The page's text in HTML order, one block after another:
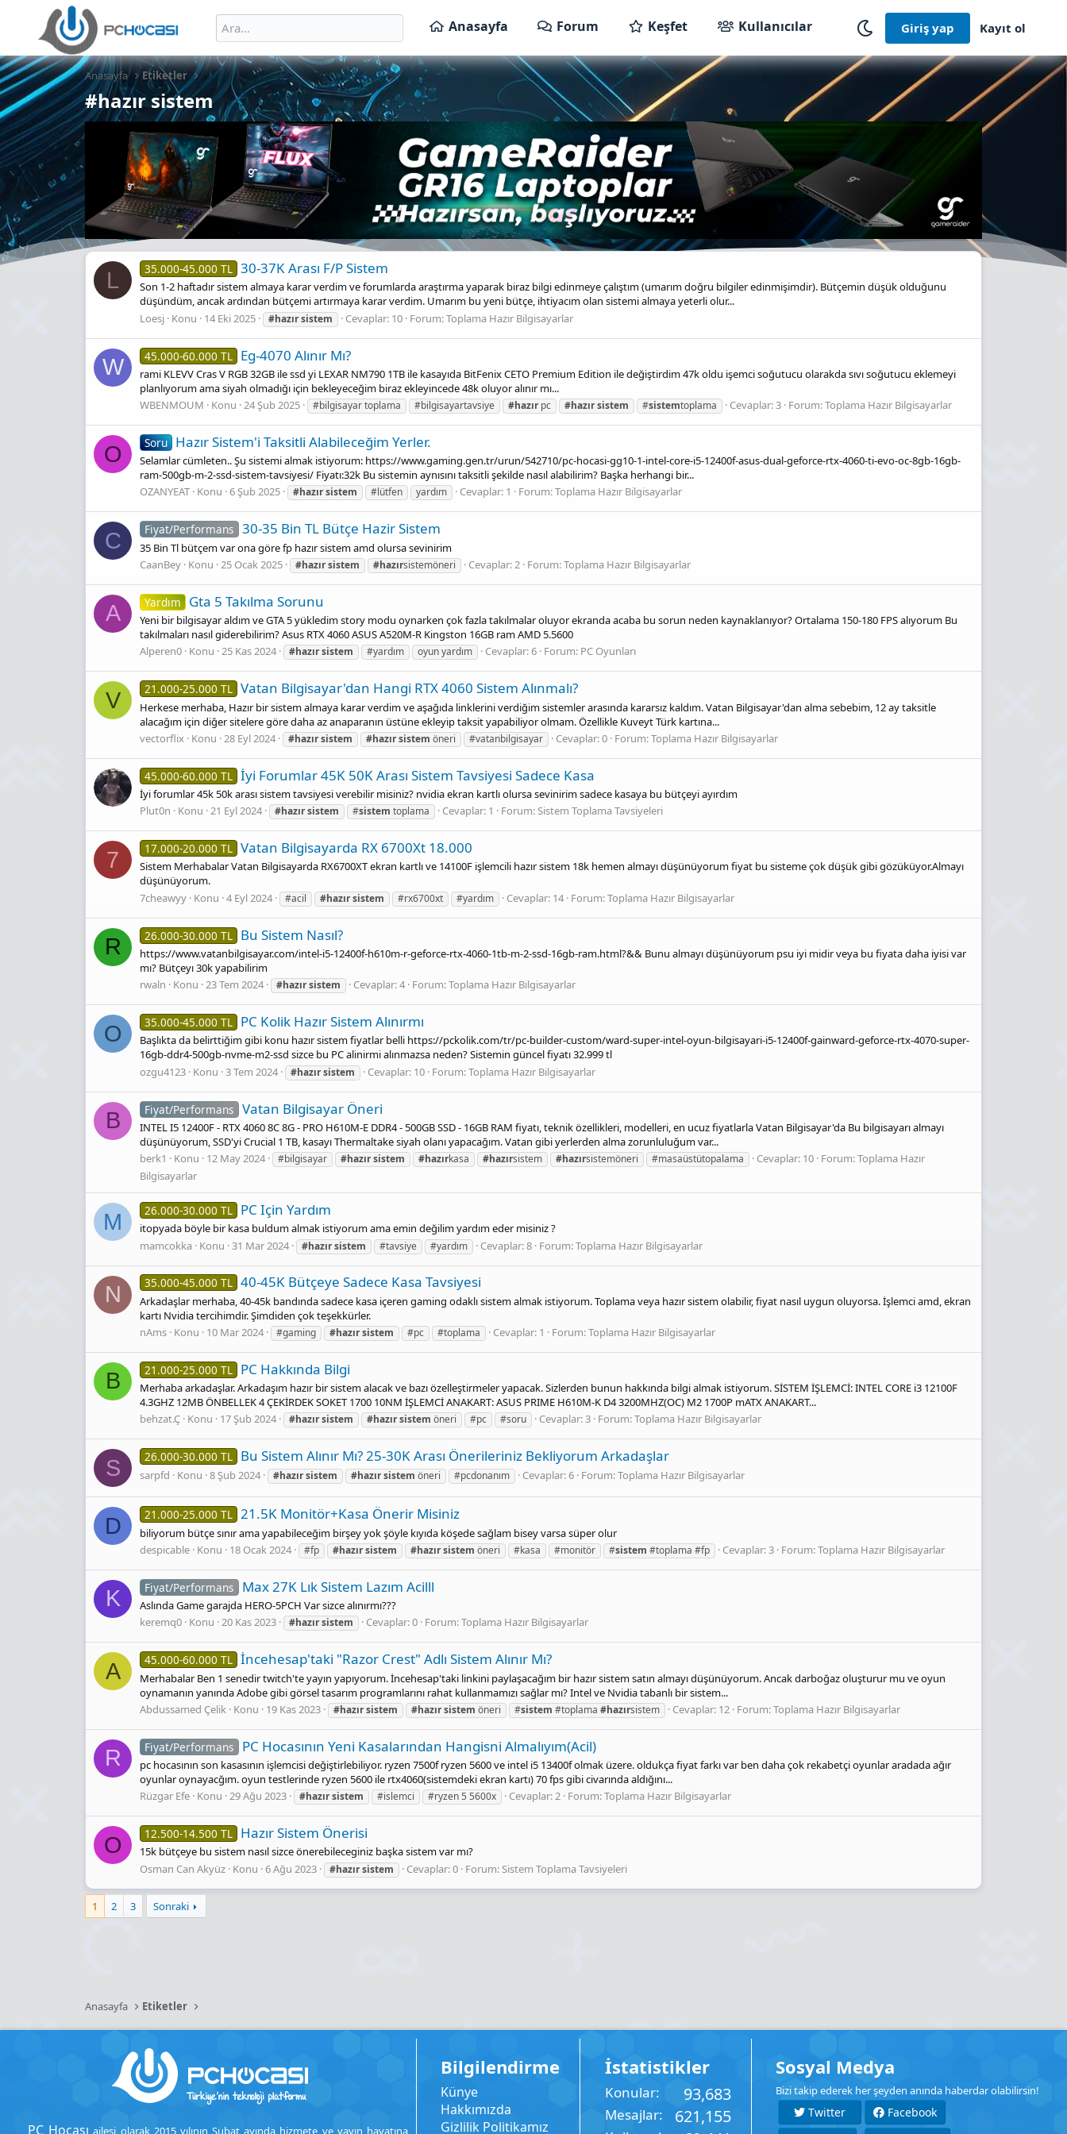
Anasayfa Forum Keşfet Kullanıcılar Giriş yap Kayıt ol
Anasayfa Etiketler
#hazır sistem
L 35.000-45.000 TL 30-37K Arası F/P Sistem
Son 1-2 haftadır sistem almaya karar verdim ve forumlarda araştırma yaparak biraz bilgi edinmeye çalıştım (umarım doğru bilgiler edinmişimdir). Bütçemin düşük olduğunu
düşündüm, ancak ardından bütçemi artırmaya karar verdim. Umarım bu yeni bütçe, ihtiyacım olan sistemi almaya yeterli olur...
Loesj Konu 14 Eki 2025 #hazırsistem Cevaplar: 10 Forum:Toplama Hazır Bilgisayarlar
W 45.000-60.000 TL Eg-4070 Alınır Mı?
rami KLEVV Cras V RGB 32GB ile ssd yi LEXAR NM790 1TB ile kasayıda BitFenix CETO Premium Edition ile değiştirdim 47k oldu işemci soğutucu olarakda sıvı soğutucu eklemeyi
planlıyorum ama siyah olmadığı için bekleyeceğim biraz ekleyincede 48k oluyor alınır mı...
WBENMOUM
Konu 24 Şub 2025 #bilgisayar toplama #bilgisayartavsiye #hazırpc #hazırsistem #sistemtoplama Cevaplar: 3 Forum:Toplama Hazır Bilgisayarlar
O Soru Hazır Sistem'i Taksitli Alabileceğim Yerler.
Selamlar cümleten.. Şu sistemi almak istiyorum: https://www.gaming.gen.tr/urun/542710/pc-hocasi-gg10-1-intel-core-i5-12400f-asus-dual-geforce-rtx-4060-ti-evo-oc-8gb-16gb-
ram-500gb-m-2-ssd-sistem-tavsiyesi/ Fiyatı:32k Bu sistemin aynısını taksitli şekilde nasıl alabilirim? Başka herhangi bir...
OZANYEAT Konu 6 Şub 2025 #hazırsistem #lütfen yardım Cevaplar: 1 Forum:Toplama Hazır Bilgisayarlar
C Fiyat/Performans 30-35 Bi̇n TL Bütçe Hazir Si̇stem
35 Bin Tl bütçem var ona göre fp hazır sistem amd olursa sevinirim
CaanBey Konu 25 Ocak 2025 #hazırsistem #hazırsistemöneri Cevaplar: 2 Forum:Toplama Hazır Bilgisayarlar
A Yardım Gta 5 Takılma Sorunu
Yeni bir bilgisayar aldım ve GTA 5 yükledim story modu oynarken çok fazla takılmalar oluyor ekranda acaba bu sorun neden kaynaklanıyor? Ortalama 150-180 FPS alıyorum Bu
takılmaları nasıl giderebilirim? Asus RTX 4060 ASUS A520M-R Kingston 16GB ram AMD 5.5600
Alperen0 Konu 25 Kas 2024 #hazırsistem #yardım oyun yardım Cevaplar: 6 Forum: PC Oyunları
V 21.000-25.000 TL Vatan Bilgisayar'dan Hangi RTX 4060 Sistem Alınmalı?
Herkese merhaba, Hazır bir sistem almaya karar verdim ve aşağıda linklerini verdiğim sistemler arasında kararsız kaldım. Vatan Bilgisayar'dan alma sebebim, 12 ay taksitle
alacağım için diğer sitelere göre daha az anaparanın üstüne ekleyip taksit yapabiliyor olmam. Özellikle Kuveyt Türk kartına...
vectorflix Konu 28 Eyl 2024 #hazırsistem #hazırsistem öneri #vatanbilgisayar Cevaplar: 0 Forum:Toplama Hazır Bilgisayarlar
45.000-60.000 TL İyi Forumlar 45K 50K Arası Sistem Tavsiyesi Sadece Kasa
İyi forumlar 45k 50k arası sistem tavsiyesi verebilir misiniz? nvidia ekran kartlı olursa sevinirim sadece kasaya bu bütçeyi ayırdım
Plut0n
Konu 21 Eyl 2024 #hazırsistem #sistem toplama Cevaplar: 1 Forum:Sistem Toplama Tavsiyeleri
7 17.000-20.000 TL Vatan Bilgisayarda RX 6700Xt 18.000
Sistem Merhabalar Vatan Bilgisayarda RX6700XT ekran kartlı ve 14100F işlemcili hazır sistem 18k hemen almayı düşünüyorum fiyat bu sisteme çok düşük gibi gözüküyor.Almayı
düşünüyorum.
7cheawyy Konu 4 Eyl 2024 #acil #hazırsistem #rx6700xt #yardım Cevaplar: 14 Forum:Toplama Hazır Bilgisayarlar
R 26.000-30.000 TL Bu Sistem Nasıl?
https://www.vatanbilgisayar.com/intel-i5-12400f-h610m-r-geforce-rtx-4060-1tb-m-2-ssd-16gb-ram.html?&& Bunu almayı düşünüyorum psu iyi midir veya bu fiyata daha iyisi var
mı? Bütçeyı 30k yapabilirim
rwaln
Konu 23 Tem 2024 #hazırsistem Cevaplar: 4 Forum:Toplama Hazır Bilgisayarlar
O 35.000-45.000 TL PC Kolik Hazır Sistem Alınırmı
Başlıkta da belirttiğim gibi konu hazır sistem fiyatlar belli https://pckolik.com/tr/pc-builder-custom/ward-super-intel-oyun-bilgisayari-i5-12400f-gainward-geforce-rtx-4070-super-
16gb-ddr4-500gb-nvme-m2-ssd sizce bu PC alinirmi alınmazsa neden? Sistemin güncel fiyatı 32.999 tl
ozgu4123 Konu 3 Tem 2024 #hazırsistem Cevaplar: 10 Forum:Toplama Hazır Bilgisayarlar
B Fiyat/Performans Vatan Bilgisayar Öneri
INTEL I5 12400F - RTX 4060 8C 8G - PRO H610M-E DDR4 - 500GB SSD - 16GB RAM fiyatı, teknik özellikleri, modelleri, en ucuz fiyatlarla Vatan Bilgisayar'da Bu bilgisayarı almayı
düşünüyorum, SSD'yi Crucial 1 TB, kasayı Thermaltake siyah olanı yapacağım. Vatan gibi yerlerden alma zorunluluğum var...
berk1
Konu 12 May 2024 #bilgisayar #hazırsistem #hazırkasa #hazırsistem #hazırsistemöneri #masaüstütopalama Cevaplar: 10 Forum:Toplama Hazır
Bilgisayarlar
M 26.000-30.000 TL PC Için Yardım
itopyada böyle bir kasa buldum almak istiyorum ama emin değilim yardım eder misiniz ?
mamcokka Konu 31 Mar 2024 #hazırsistem #tavsiye #yardım Cevaplar: 8 Forum:Toplama Hazır Bilgisayarlar
N 35.000-45.000 TL 40-45K Bütçeye Sadece Kasa Tavsiyesi
Arkadaşlar merhaba, 40-45k bandında sadece kasa içeren gaming odaklı sistem almak istiyorum. Toplama veya hazır sistem olabilir, fiyat nasıl uygun oluyorsa. İşlemci amd, ekran
kartı Nvidia tercihimdir. Şimdiden çok teşekkürler.
nAms Konu 10 Mar 2024 #gaming #hazırsistem #pc #toplama Cevaplar: 1 Forum:Toplama Hazır Bilgisayarlar
B 21.000-25.000 TL PC Hakkında Bilgi
Merhaba arkadaşlar. Arkadaşım hazır bir sistem alacak ve bazı özelleştirmeler yapacak. Sizlerden bunun hakkında bilgi almak istiyorum. SİSTEM İŞLEMCİ: INTEL CORE i3 12100F
4.3GHZ 12MB ÖNBELLEK 4 ÇEKİRDEK SOKET 1700 10NM İŞLEMCİ ANAKART: ASUS PRIME H610M-K D4 3200MHZ(OC) M2 1700P mATX ANAKART...
behzat.Ç Konu 17 Şub 2024 #hazırsistem #hazırsistem öneri #pc #soru Cevaplar: 3 Forum:Toplama Hazır Bilgisayarlar
S 26.000-30.000 TL Bu Sistem Alınır Mı? 25-30K Arası Önerileriniz Bekliyorum Arkadaşlar
sarpfd Konu 8 Şub 2024 #hazırsistem #hazırsistem öneri #pcdonanım Cevaplar: 6 Forum:Toplama Hazır Bilgisayarlar
D 21.000-25.000 TL 21.5K Monitör+Kasa Önerir Misiniz
biliyorum bütçe sınır ama yapabileceğim birşey yok şöyle kıyıda köşede sağlam bisey varsa süper olur
despicable Konu 18 Ocak 2024 #fp #hazırsistem #hazırsistem öneri #kasa #monitör #sistem #toplama #fp Cevaplar: 3 Forum:Toplama Hazır Bilgisayarlar
K Fiyat/Performans Max 27K Lık Sistem Lazım Acilll
Aslında Game garajda HERO-5PCH Var sizce alınırmı???
keremq0 Konu 20 Kas 2023 #hazırsistem Cevaplar: 0 Forum:Toplama Hazır Bilgisayarlar
A 45.000-60.000 TL İncehesap'taki "Razor Crest" Adlı Sistem Alınır Mı?
Merhabalar Ben 1 senedir twitch'te yayın yapıyorum. İncehesap'taki linkini paylaşacağım bir hazır sistem satın almayı düşünüyorum. Ancak darboğaz oluşturur mu ve oyun
oynamanın yanında Adobe gibi görsel tasarım programlarını rahat kullanmamızı sağlar mı? Intel ve Nvidia tabanlı bir sistem...
Abdussamed Çelik Konu 19 Kas 2023 #hazırsistem #hazırsistem öneri #sistem #toplama #hazırsistem Cevaplar: 12 Forum:Toplama Hazır Bilgisayarlar
R Fiyat/Performans PC Hocasının Yeni Kasalarından Hangisni Almalıyım(Acil)
pc hocasının son kasasının işlemcisi değiştirlebiliyor. ryzen 7500f ryzen 5600 ve intel i5 13400f olmak üzere. oldukça fiyat farkı var ben daha çok rekabetçi oyunlar aradada ağır
oyunlar oynayacğım. oyun testlerinde ryzen 5600 ile rtx4060(sistemdeki ekran kartı) 70 fps gibi civarında aldığını...
Rüzgar Efe Konu 29 Ağu 2023 #hazırsistem #islemci #ryzen 5 5600x Cevaplar: 2 Forum:Toplama Hazır Bilgisayarlar
O 12.500-14.500 TL Hazır Sistem Önerisi
15k bütçeye bu sistem nasıl sizce önerebileceginiz başka sistem var mı?
Osman Can Akyüz Konu 6 Ağu 2023 #hazırsistem Cevaplar: 0 Forum:Sistem Toplama Tavsiyeleri
1 2 3 Sonraki
Anasayfa Etiketler
PC Hocası ailesi olarak 2015 yılının Şubat ayında hizmete ve yayın hayatına
Bilgilendirme
Künye
Hakkımızda
Gizlilik Politikamız
İstatistikler
Konular 93,683
Mesajlar 621,155
Sosyal Medya
Bizi takip ederek her şeyden anında haberdar olabilirsin!
Twitter
Facebook